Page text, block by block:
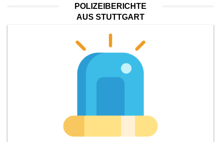
POLIZEIBERICHTE
AUS STUTTGART